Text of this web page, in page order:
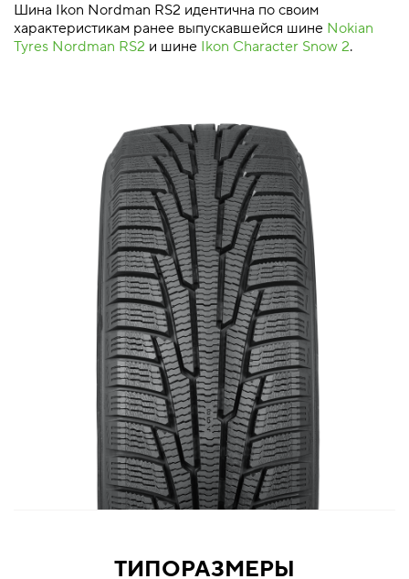
Шина Ikon Nordman RS2 идентична по своим
характеристикам ранее выпускавшейся шине Nokian
Tyres Nordman RS2 и шине Ikon Character Snow 2.
ТИПОРАЗМЕРЫ